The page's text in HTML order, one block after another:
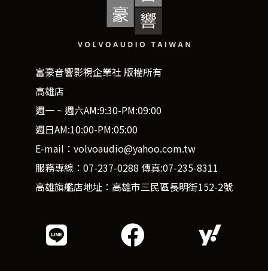
富豪音響影視企業社 版權所有
高雄店
週一 ~ 週六AM:9:30-PM:09:00
週日AM:10:00-PM:05:00
E-mail：volvoaudio@yahoo.com.tw
服務專線：07-237-0288 傳真:07-235-8311
高雄旗艦店地址：高雄市三民區長明街152-2號